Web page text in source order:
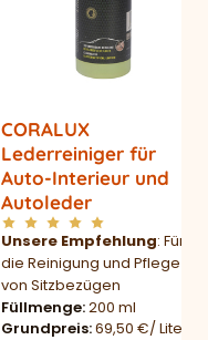
CORALUX
Lederreiniger für
Auto-Interieur und
Autoleder
Unsere Empfehlung: Für
die Reinigung und Pflege
von Sitzbezügen
Füllmenge 200 ml
Grundpreis 69,50 €/ Liter